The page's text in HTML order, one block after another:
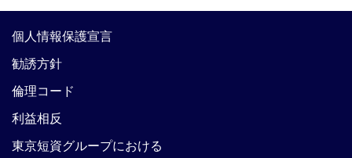
個人情報保護宣言
勧誘方針
倫理コード
利益相反
東京短資グループにおける